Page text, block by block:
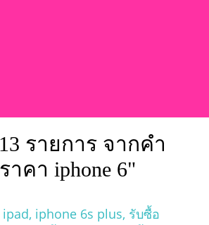
รายการ จากคำ
าคา iphone 6"
iphone 6s plus, รับซื้อ